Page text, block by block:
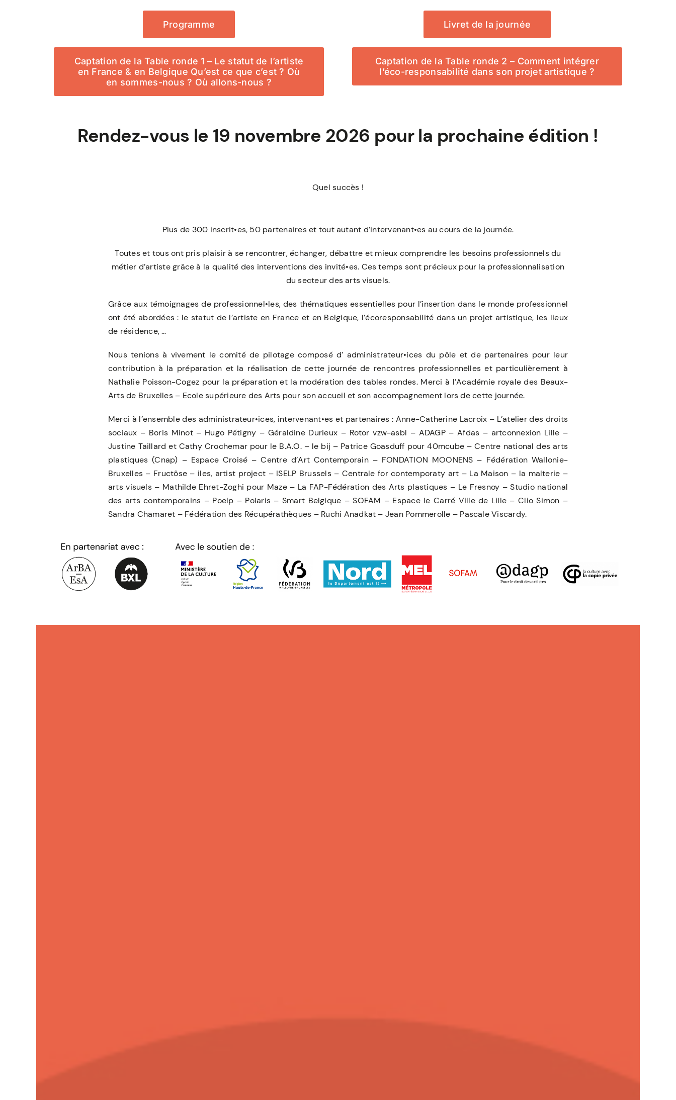
Programme
Captation de la Table ronde 1 – Le statut de l’artiste
en France & en Belgique Qu’est ce que c’est ? Où
en sommes-nous ? Où allons-nous ?
Livret de la journée
Captation de la Table ronde 2 – Comment intégrer
l’éco-responsabilité dans son projet artistique ?
Rendez-vous le 19 novembre 2026 pour la prochaine édition !
Quel succès !
Plus de 300 inscrit•es, 50 partenaires et tout autant d’intervenant•es au cours de la journée.
Toutes et tous ont pris plaisir à se rencontrer, échanger, débattre et mieux comprendre les besoins professionnels du
métier d’artiste grâce à la qualité des interventions des invité•es. Ces temps sont précieux pour la professionnalisation
du secteur des arts visuels.
Grâce aux témoignages de professionnel•les, des thématiques essentielles pour l’insertion dans le monde professionnel
ont été abordées : le statut de l’artiste en France et en Belgique, l’écoresponsabilité dans un projet artistique, les lieux
de résidence, …
Nous tenions à vivement le comité de pilotage composé d’ administrateur•ices du pôle et de partenaires pour leur
contribution à la préparation et la réalisation de cette journée de rencontres professionnelles et particulièrement à
Nathalie Poisson-Cogez pour la préparation et la modération des tables rondes. Merci à l’Académie royale des Beaux-
Arts de Bruxelles – Ecole supérieure des Arts pour son accueil et son accompagnement lors de cette journée.
Merci à l’ensemble des administrateur•ices, intervenant•es et partenaires : Anne-Catherine Lacroix – L’atelier des droits
sociaux – Boris Minot – Hugo Pétigny – Géraldine Durieux – Rotor vzw-asbl – ADAGP – Afdas – artconnexion Lille –
Justine Taillard et Cathy Crochemar pour le B.A.O. – le bij – Patrice Goasduff pour 40mcube – Centre national des arts
plastiques (Cnap) – Espace Croisé – Centre d’Art Contemporain – FONDATION MOONENS – Fédération Wallonie-
Bruxelles – Fructôse – iles, artist project – ISELP Brussels – Centrale for contemporaty art – La Maison – la malterie –
arts visuels – Mathilde Ehret-Zoghi pour Maze – La FAP-Fédération des Arts plastiques – Le Fresnoy – Studio national
des arts contemporains – Poelp – Polaris – Smart Belgique – SOFAM – Espace le Carré Ville de Lille – Clio Simon –
Sandra Chamaret – Fédération des Récupérathèques – Ruchi Anadkat – Jean Pommerolle – Pascale Viscardy.